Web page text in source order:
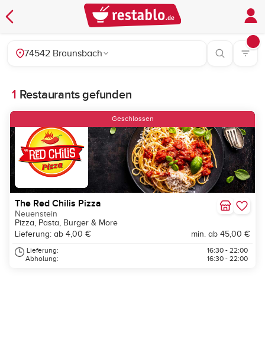
74542 Braunsbach
1 Restaurants gefunden
Geschlossen
The Red Chilis Pizza
Neuenstein
Pizza, Pasta, Burger & More
Lieferung: ab 4,00 €
min. ab 45,00 €
Lieferung:
Abholung:
16:30 - 22:00
16:30 - 22:00